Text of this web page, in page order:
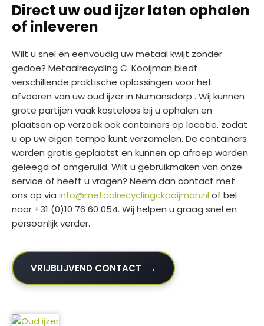
Direct uw oud ijzer laten ophalen
of inleveren
Wilt u snel en eenvoudig uw metaal kwijt zonder
gedoe? Metaalrecycling C. Kooijman biedt
verschillende praktische oplossingen voor het
afvoeren van uw oud ijzer in Numansdorp . Wij kunnen
grote partijen vaak kosteloos bij u ophalen en
plaatsen op verzoek ook containers op locatie, zodat
u op uw eigen tempo kunt verzamelen. De containers
worden gratis geplaatst en kunnen op afroep worden
geleegd of omgeruild. Wilt u gebruikmaken van onze
service of heeft u vragen? Neem dan contact met
ons op via info@metaalrecyclingckooijman.nl of bel
naar +31 (0)10 76 60 054. Wij helpen u graag snel en
persoonlijk verder.
VRIJBLIJVEND CONTACT